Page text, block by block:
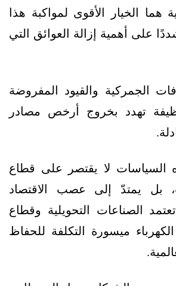
هما الخيار الأقوى لمواكبة هذا
على أهمية إزالة العوائق التي
الجمركية والقيود المفروضة
تهدد بخروج أرخص مصادر
السياسات لا يقتصر على قطاع
بل يمتدّ إلى عصب الاقتصاد
الصناعات التحويلية وقطاع
الكهرباء ميسورة التكلفة للحفاظ